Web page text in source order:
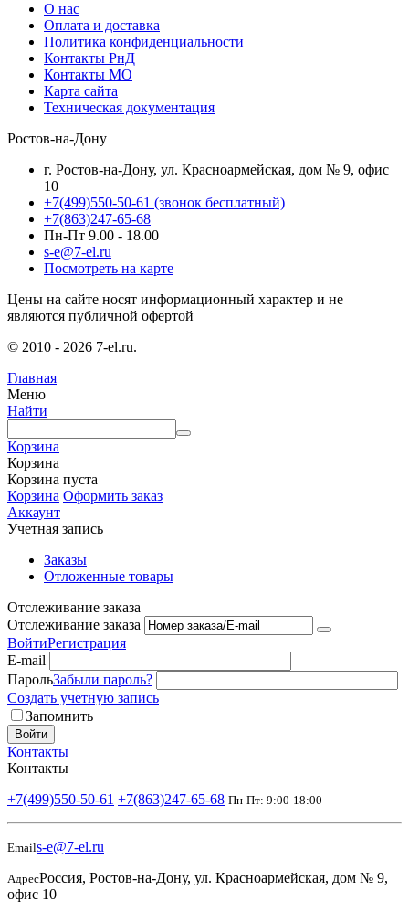
О нас
Оплата и доставка
Политика конфиденциальности
Контакты РнД
Контакты МО
Карта сайта
Техническая документация
Ростов-на-Дону
г. Ростов-на-Дону, ул. Красноармейская, дом № 9, офис
10
+7(499)550-50-61 (звонок бесплатный)
+7(863)247-65-68
Пн-Пт 9.00 - 18.00
s-e@7-el.ru
Посмотреть на карте
Цены на сайте носят информационный характер и не
являются публичной офертой
© 2010 - 2026 7-el.ru.
Главная
Меню
Найти
Корзина
Корзина
Корзина пуста
Корзина Оформить заказ
Аккаунт
Учетная запись
Заказы
Отложенные товары
Отслеживание заказа
Отслеживание заказа
ВойтиРегистрация
E-mail
ПарольЗабыли пароль?
Создать учетную запись
Запомнить
Войти
Контакты
Контакты
+7(499)550-50-61 +7(863)247-65-68 Пн-Пт: 9:00-18:00
Emails-e@7-el.ru
АдресРоссия, Ростов-на-Дону, ул. Красноармейская, дом № 9,
офис 10